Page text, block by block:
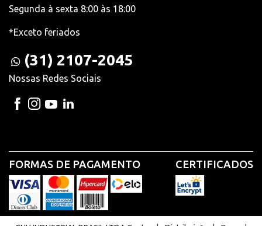
Segunda à sexta 8:00 às 18:00
*Exceto feriados
(31) 2107-2045
Nossas Redes Sociais
FORMAS DE PAGAMENTO CERTIFICADOS